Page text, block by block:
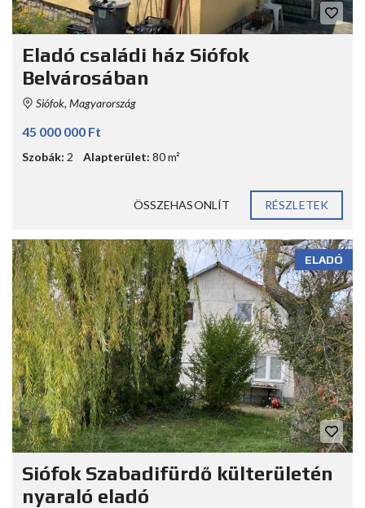
Eladó családi ház Siófok
Belvárosában
Siófok, Magyarország
45 000 000 Ft
Szobák: 2 Alapterület: 80 m²
ÖSSZEHASONLÍT RÉSZLETEK
ELADÓ
Siófok Szabadifürdő külterületén
nyaraló eladó